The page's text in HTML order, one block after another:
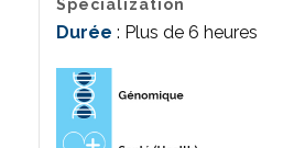
Specialization
Durée : Plus de 6 heures